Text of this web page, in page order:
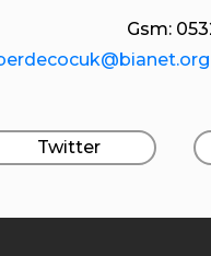
Gsm:
Twitter